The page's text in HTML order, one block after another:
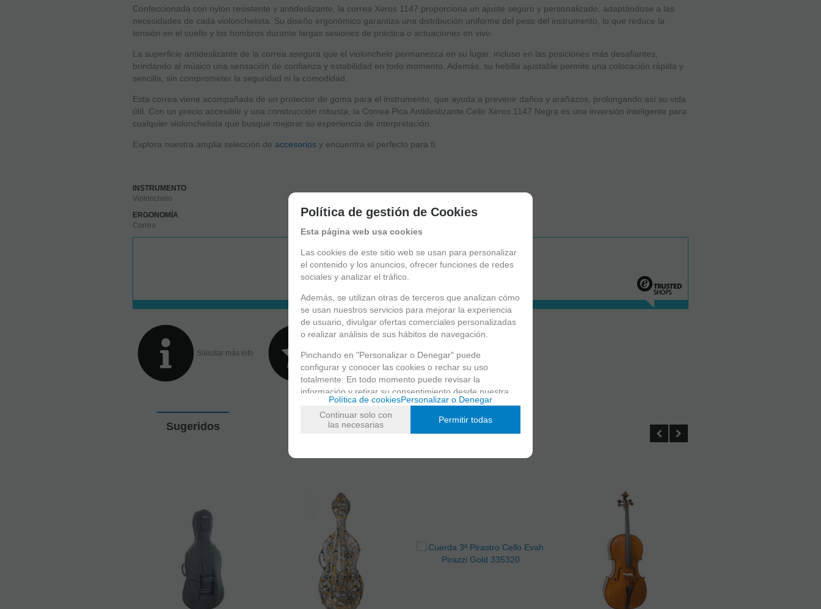
Confeccionada con nylon resistente y antideslizante, la correa Xeros 1147 proporciona un ajuste seguro y personalizado, adaptándose a las
necesidades de cada violonchelista. Su diseño ergonómico garantiza una distribución uniforme del peso del instrumento, lo que reduce la
tensión en el cuello y los hombros durante largas sesiones de práctica o actuaciones en vivo.
La superficie antideslizante de la correa asegura que el violonchelo permanezca en su lugar, incluso en las posiciones más desafiantes,
brindando al músico una sensación de confianza y estabilidad en todo momento. Además, su hebilla ajustable permite una colocación rápida y
sencilla, sin comprometer la seguridad ni la comodidad.
Esta correa viene acompañada de un protector de goma para el instrumento, que ayuda a prevenir daños y arañazos, prolongando así su vida
útil. Con un precio accesible y una construcción robusta, la Correa Pica Antideslizante Cello Xeros 1147 Negra es una inversión inteligente para
cualquier violonchelista que busque mejorar su experiencia de interpretación.
Explora nuestra amplia selección de accesorios y encuentra el perfecto para ti.
INSTRUMENTO
Violonchelo
ERGONOMÍA
Correa
Aún no existen valoraciones para este producto.
Solicitar más info Valorar este artículo
Sugeridos
Política de gestión de Cookies
Esta página web usa cookies
Las cookies de este sitio web se usan para personalizar
el contenido y los anuncios, ofrecer funciones de redes
sociales y analizar el tráfico.
Además, se utilizan otras de terceros que analizan cómo
se usan nuestros servicios para mejorar la experiencia
de usuario, divulgar ofertas comerciales personalizadas
o realizar análisis de sus hábitos de navegación.
Pinchando en "Personalizar o Denegar" puede
configurar y conocer las cookies o rechar su uso
totalmente. En todo momento puede revisar la
información y retirar su consentimiento desde nuestra
sección de política de cookies.
Política de cookiesPersonalizar o Denegar
Continuar solo con
las necesarias
Permitir todas